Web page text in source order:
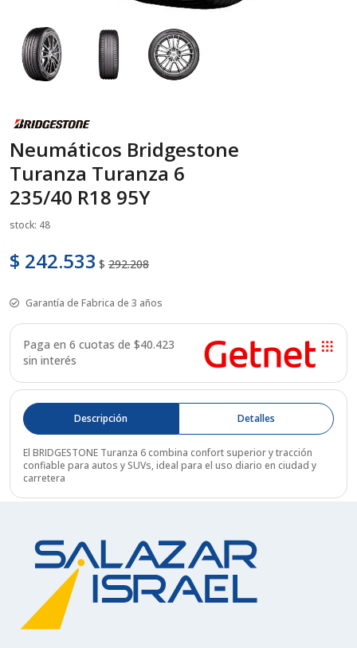
Neumáticos Bridgestone
Turanza Turanza 6
235/40 R18 95Y
stock: 48
$ 242.533 $ 292.208
Garantía de Fabrica de 3 años
Paga en 6 cuotas de $40.423
sin interés
Descripción Detalles
El BRIDGESTONE Turanza 6 combina confort superior y tracción
confiable para autos y SUVs, ideal para el uso diario en ciudad y
carretera